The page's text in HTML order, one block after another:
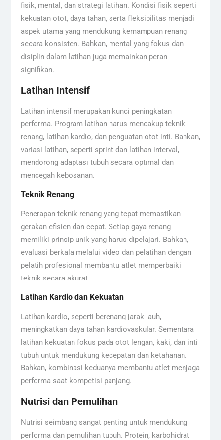
fisik, mental, dan strategi latihan. Kondisi fisik seperti
kekuatan otot, daya tahan, serta fleksibilitas menjadi
aspek utama yang mendukung kemampuan renang
secara konsisten. Bahkan, mental yang fokus dan
disiplin dalam latihan juga memainkan peran
signifikan.
Latihan Intensif
Latihan intensif merupakan kunci peningkatan
performa. Program latihan harus mencakup teknik
renang, latihan kardio, dan penguatan otot inti. Bahkan,
variasi latihan, seperti sprint dan latihan interval,
mendorong adaptasi tubuh secara optimal dan
mencegah kebosanan.
Teknik Renang
Penerapan teknik renang yang tepat memastikan
gerakan efisien dan cepat. Setiap gaya renang
memiliki prinsip unik yang harus dipelajari. Bahkan,
evaluasi berkala melalui video dan pelatihan dengan
pelatih profesional membantu atlet memperbaiki
teknik secara akurat.
Latihan Kardio dan Kekuatan
Latihan kardio, seperti berenang jarak jauh,
meningkatkan daya tahan kardiovaskular. Sementara
latihan kekuatan fokus pada otot lengan, kaki, dan inti
tubuh untuk mendukung kecepatan dan ketahanan.
Bahkan, kombinasi keduanya membantu atlet menjaga
performa saat kompetisi panjang.
Nutrisi dan Pemulihan
Nutrisi seimbang sangat penting untuk mendukung
performa dan pemulihan tubuh. Protein, karbohidrat